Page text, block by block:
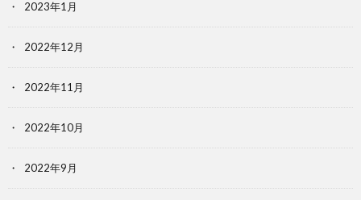
2023年1月
2022年12月
2022年11月
2022年10月
2022年9月